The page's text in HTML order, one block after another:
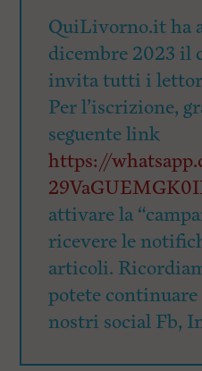
QuiLivorno.it ha
dicembre 2023 il
invita tutti i
Per l’iscrizione,
seguente link
https://
attivare la
ricevere le
articoli.
potete continuare
nostri social Fb,